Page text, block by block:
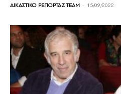
ΔΙΚΑΣΤΙΚΟ ΡΕΠΟΡΤΑΖ TEAM - 15/09/2022